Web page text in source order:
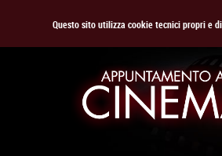
Questo sito utilizza cookie tecnici propri e